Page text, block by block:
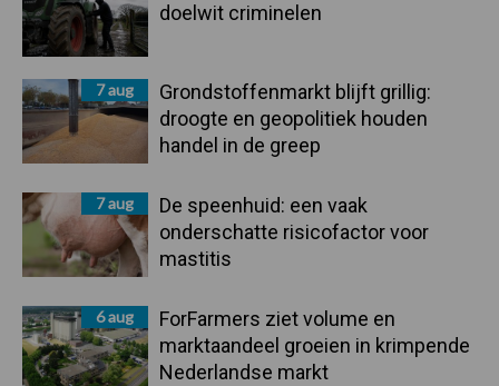
doelwit criminelen
7 aug
Grondstoffenmarkt blijft grillig:
droogte en geopolitiek houden
handel in de greep
7 aug
De speenhuid: een vaak
onderschatte risicofactor voor
mastitis
6 aug
ForFarmers ziet volume en
marktaandeel groeien in krimpende
Nederlandse markt